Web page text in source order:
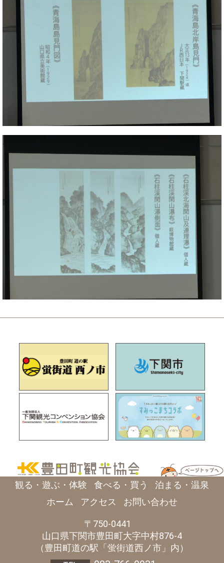
観る・遊ぶ・体験 食べる・買う
泊まる・温泉
ホーム
アクセス お問い合わせ
750-0441
山口県下関市豊田町大字中村876-4
（豊田町道の駅「蛍街道西ノ市」内）